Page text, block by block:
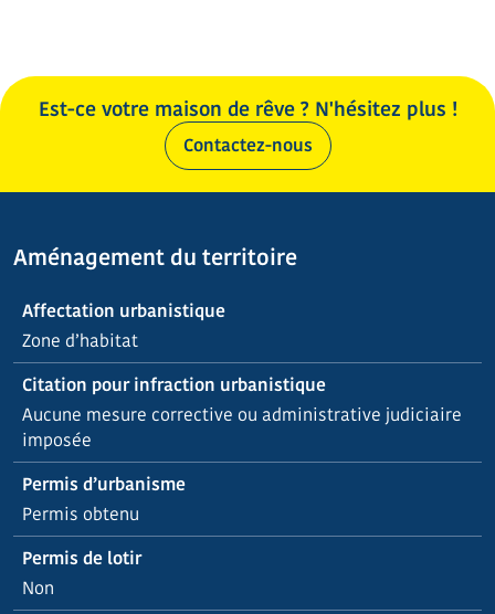
Est-ce votre maison de rêve ? N'hésitez plus !
Contactez-nous
Aménagement du territoire
Affectation urbanistique
Zone d’habitat
Citation pour infraction urbanistique
Aucune mesure corrective ou administrative judiciaire
imposée
Permis d’urbanisme
Permis obtenu
Permis de lotir
Non